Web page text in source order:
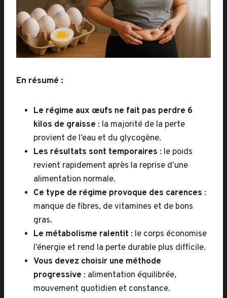
En résumé :
Le régime aux œufs ne fait pas perdre 6
kilos de graisse : la majorité de la perte
provient de l’eau et du glycogène.
Les résultats sont temporaires : le poids
revient rapidement après la reprise d’une
alimentation normale.
Ce type de régime provoque des carences :
manque de fibres, de vitamines et de bons
gras.
Le métabolisme ralentit : le corps économise
l’énergie et rend la perte durable plus difficile.
Vous devez choisir une méthode
progressive : alimentation équilibrée,
mouvement quotidien et constance.